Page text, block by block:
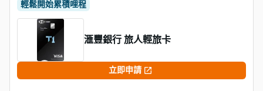
輕鬆開始累積哩程
滙豐銀行 旅人輕旅卡
立即申請 